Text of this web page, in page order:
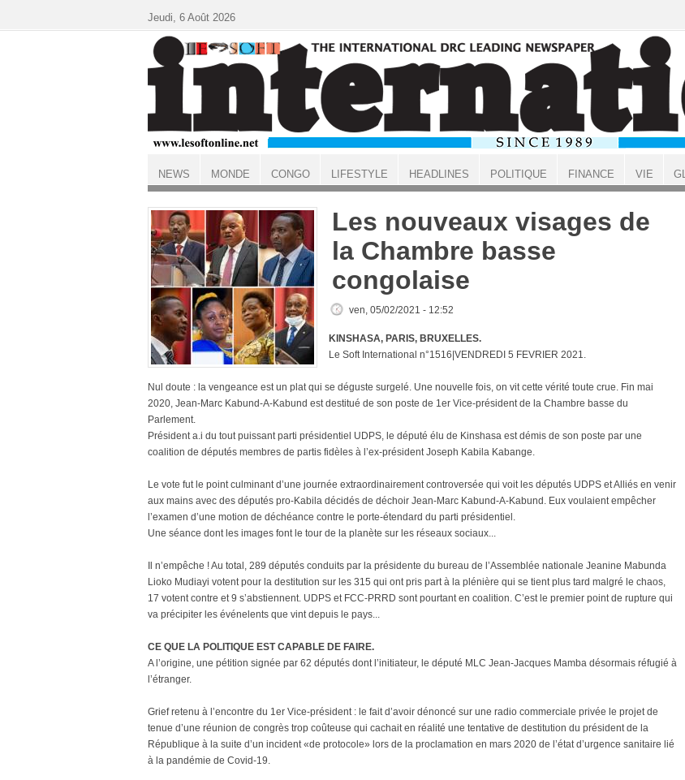
ACCUEIL
Les nouveaux visages de
la Chambre basse
congolaise
ven, 05/02/2021 - 12:52
KINSHASA, PARIS, BRUXELLES.
Le Soft International n°1516|VENDREDI 5 FEVRIER 2021.
Nul doute : la vengeance est un plat qui se déguste surgelé. Une nouvelle fois, on vit cette vérité toute crue. Fin mai
2020, Jean-Marc Kabund-A-Kabund est destitué de son poste de 1er Vice-président de la Chambre basse du
Parlement.
Président a.i du tout puissant parti présidentiel UDPS, le député élu de Kinshasa est démis de son poste par une
coalition de députés membres de partis fidèles à l’ex-président Joseph Kabila Kabange.
Le vote fut le point culminant d’une journée extraordinairement controversée qui voit les députés UDPS et Alliés en venir
aux mains avec des députés pro-Kabila décidés de déchoir Jean-Marc Kabund-A-Kabund. Eux voulaient empêcher
l’examen d’une motion de déchéance contre le porte-étendard du parti présidentiel.
Une séance dont les images font le tour de la planète sur les réseaux sociaux...
Il n’empêche ! Au total, 289 députés conduits par la présidente du bureau de l’Assemblée nationale Jeanine Mabunda
Lioko Mudiayi votent pour la destitution sur les 315 qui ont pris part à la plénière qui se tient plus tard malgré le chaos,
17 votent contre et 9 s’abstiennent. UDPS et FCC-PRRD sont pourtant en coalition. C’est le premier point de rupture qui
va précipiter les événelents que vint depuis le pays...
CE QUE LA POLITIQUE EST CAPABLE DE FAIRE.
A l’origine, une pétition signée par 62 députés dont l’initiateur, le député MLC Jean-Jacques Mamba désormais réfugié à
l’étranger.
Grief retenu à l’encontre du 1er Vice-président : le fait d’avoir dénoncé sur une radio commerciale privée le projet de
tenue d’une réunion de congrès trop coûteuse qui cachait en réalité une tentative de destitution du président de la
République à la suite d’un incident «de protocole» lors de la proclamation en mars 2020 de l’état d’urgence sanitaire lié
à la pandémie de Covid-19.
Jeudi, 6 Août 2026
NEWS MONDE CONGO LIFESTYLE HEADLINES POLITIQUE FINANCE VIE